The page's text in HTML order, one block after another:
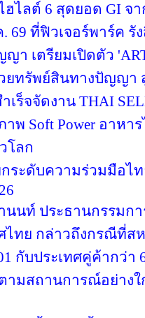
ฮไลต์ 6 สุดยอด GI จ
69 ที่ฟิวเจอร์พาร์ค รั
า เตรียมเปิดตัว
ยทรัพย์สินทางปัญญา
เร็จจัดงาน THAI
พ Soft Power อาหา
โลก
ะดับความร่วมมือไท
นท์ ประธานกรรมก
ไทย กล่าวถึงกรณีที่ส
กับประเทศคู่ค้ากว่า
ามสถานการณ์อย่าง